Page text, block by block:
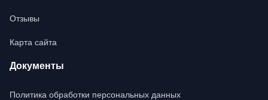
Отзывы
Карта сайта
Документы
Политика обработки персональных данных